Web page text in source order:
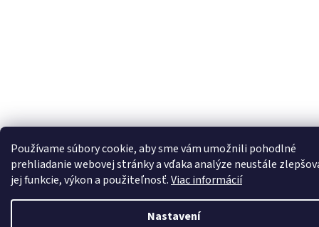
Používame súbory cookie, aby sme vám umožnili pohodlné
prehliadanie webovej stránky a vďaka analýze neustále
jej funkcie, výkon a použiteľnosť.Viac informácií
Nastavení